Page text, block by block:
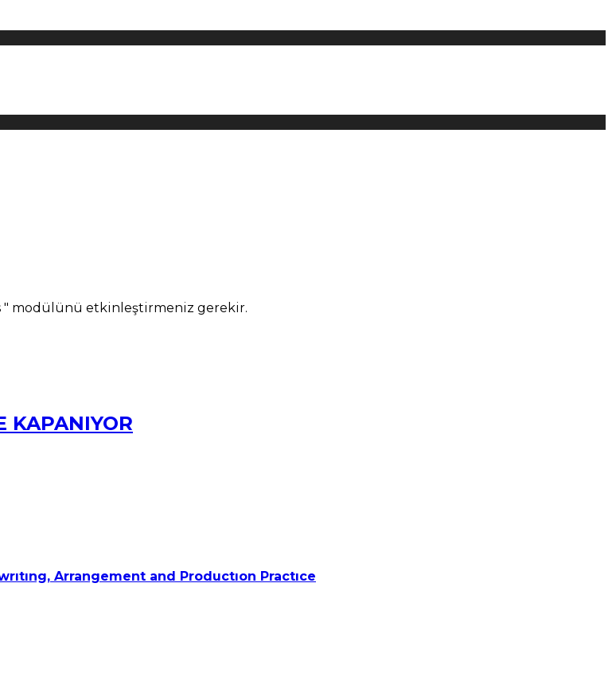
" modülünü etkinleştirmeniz gerekir.
KAPANIYOR
Arrangement and Productıon Practıce